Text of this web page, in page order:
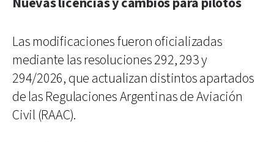
Las modificaciones fueron oficializadas
mediante las resoluciones 292, 293 y
294/2026, que actualizan distintos apartados
de las Regulaciones Argentinas de Aviación
Civil (RAAC).